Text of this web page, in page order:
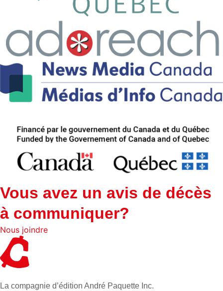
Vous avez un avis de décès
à communiquer?
Nous joindre
La compagnie d’édition André Paquette Inc.